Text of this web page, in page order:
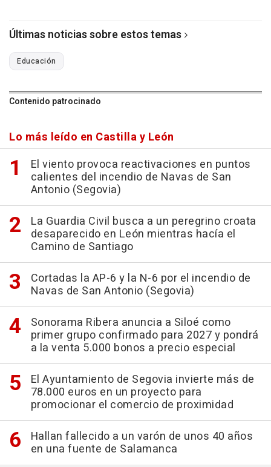
Últimas noticias sobre estos temas
Educación
Contenido patrocinado
Lo más leído en Castilla y León
El viento provoca reactivaciones en puntos
calientes del incendio de Navas de San
Antonio (Segovia)
La Guardia Civil busca a un peregrino croata
desaparecido en León mientras hacía el
Camino de Santiago
Cortadas la AP-6 y la N-6 por el incendio de
Navas de San Antonio (Segovia)
Sonorama Ribera anuncia a Siloé como
primer grupo confirmado para 2027 y pondrá
a la venta 5.000 bonos a precio especial
El Ayuntamiento de Segovia invierte más de
78.000 euros en un proyecto para
promocionar el comercio de proximidad
Hallan fallecido a un varón de unos 40 años
en una fuente de Salamanca